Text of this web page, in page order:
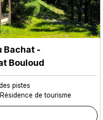
Bachat -
Bouloud
pistes
Résidence de tourisme